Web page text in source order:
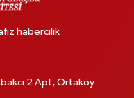
habercilik
2 Apt, Ortaköy